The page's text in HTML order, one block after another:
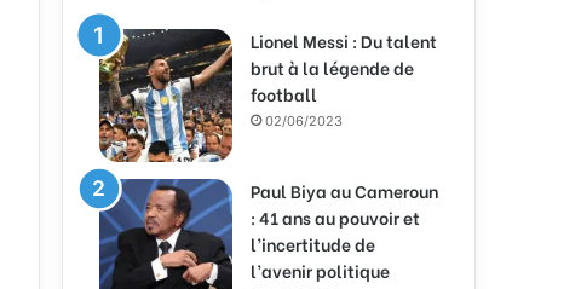
Lionel Messi : Du talent
brut à la légende de
football
02/06/2023
Paul Biya au Cameroun
: 41 ans au pouvoir et
l’incertitude de
l’avenir politique